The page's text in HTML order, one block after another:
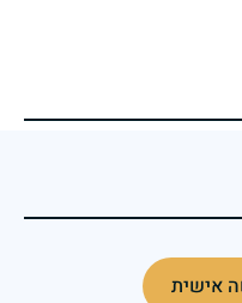
אישית